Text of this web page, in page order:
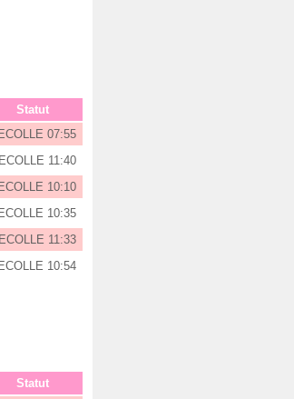
Statut
07:55
11:40
10:10
10:35
11:33
10:54
Statut